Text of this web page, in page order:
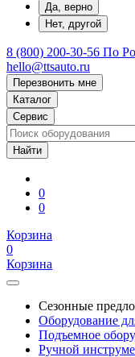
Да, верно
Нет, другой
8 (800) 200-30-56 По
hello@ttsauto.ru
Перезвонить мне
Каталог
Сервис
0
0
Корзина
0
Корзина
Сезонные
Оборудование
Подъемное
Ручной